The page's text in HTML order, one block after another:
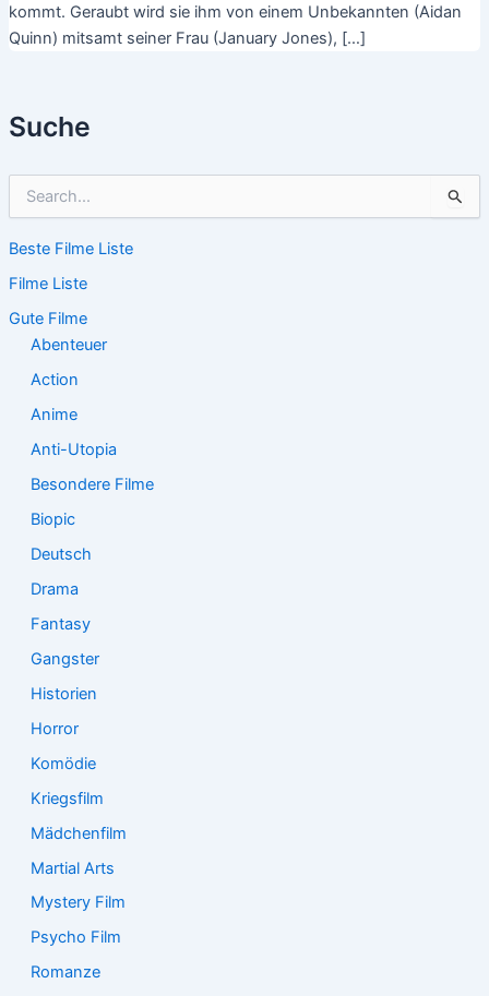
Suche
h
n
n
Beste Filme Liste
Filme Liste
Gute Filme
Abenteuer
Action
Anime
Anti-Utopia
Besondere Filme
Biopic
Deutsch
Drama
Fantasy
Gangster
Historien
Horror
Komödie
Kriegsfilm
Mädchenfilm
Martial Arts
Mystery Film
Psycho Film
Romanze
kommt. Geraubt wird sie ihm von einem Unbekannten (Aidan
Quinn) mitsamt seiner Frau (January Jones), […]